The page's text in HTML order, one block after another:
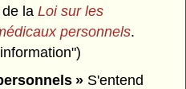
la Loi sur les
personnels.
»S'entend